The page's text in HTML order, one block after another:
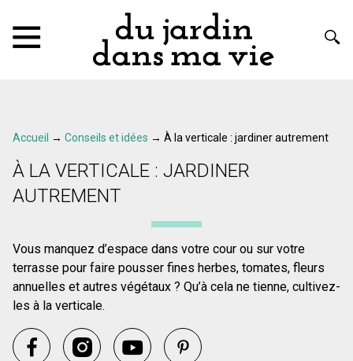
Accueil → Conseils et idées → À la verticale : jardiner autrement
À LA VERTICALE : JARDINER
AUTREMENT
Vous manquez d’espace dans votre cour ou sur votre
terrasse pour faire pousser fines herbes, tomates, fleurs
annuelles et autres végétaux ? Qu’à cela ne tienne, cultivez-
les à la verticale.